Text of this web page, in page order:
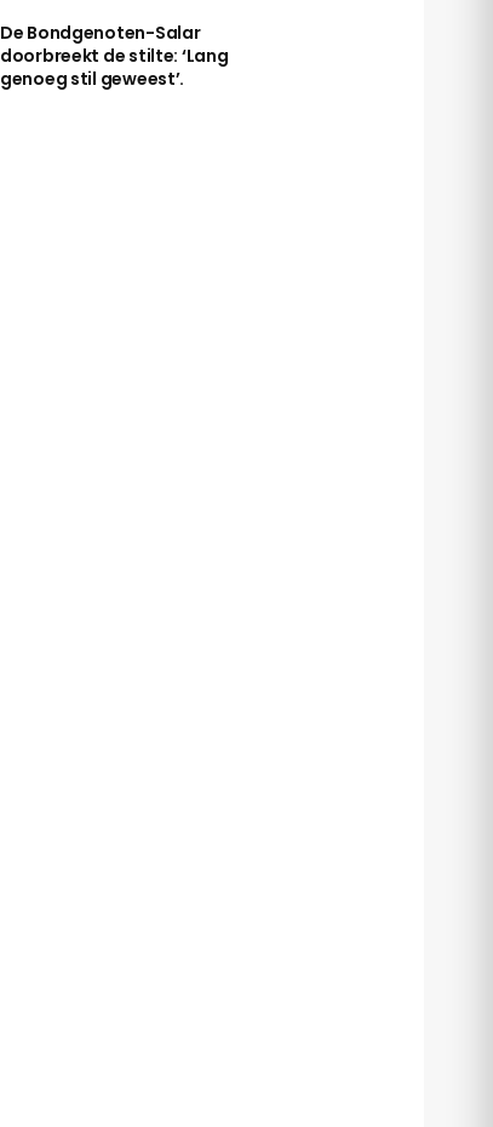
De Bondgenoten-Salar
doorbreekt de stilte: ‘Lang
genoeg stil geweest’.